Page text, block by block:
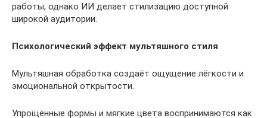
работы, однако ИИ делает стилизацию доступной
широкой аудитории.
Психологический эффект мультяшного стиля
Мультяшная обработка создаёт ощущение лёгкости и
эмоциональной открытости.
Упрощённые формы и мягкие цвета воспринимаются как